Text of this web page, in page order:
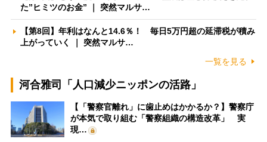
た”ヒミツのお金” ｜ 突然マルサ…
【第8回】年利はなんと14.6％！ 毎日5万円超の延滞税が積み
上がっていく ｜ 突然マルサ…
一覧を見る
河合雅司「人口減少ニッポンの活路」
【「警察官離れ」に歯止めはかかるか？】警察庁
が本気で取り組む「警察組織の構造改革」 実
現…